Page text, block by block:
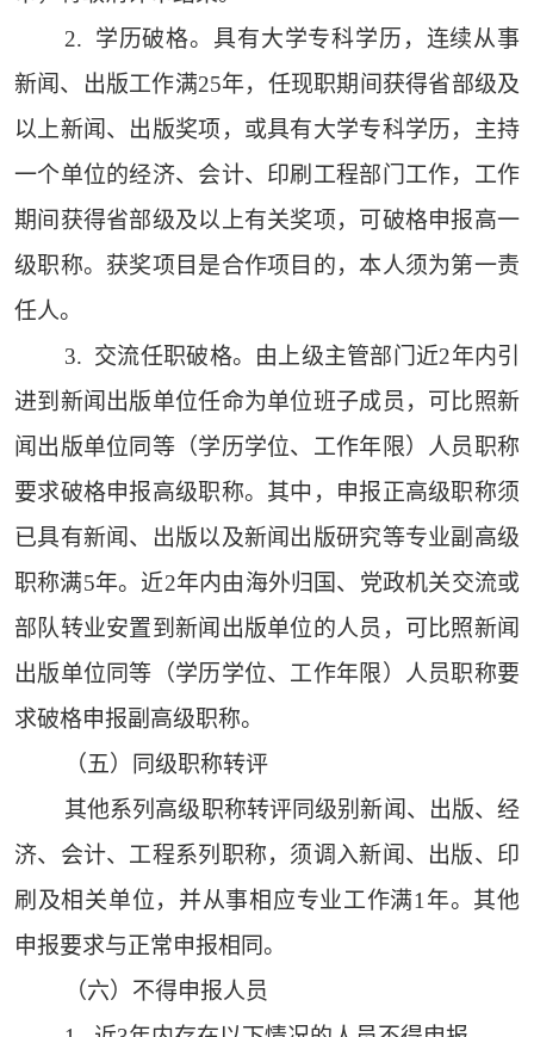
2. 学历破格。具有大学专科学历，连续从事
新闻、出版工作满25年，任现职期间获得省部级及
以上新闻、出版奖项，或具有大学专科学历，主持
一个单位的经济、会计、印刷工程部门工作，工作
期间获得省部级及以上有关奖项，可破格申报高一
级职称。获奖项目是合作项目的，本人须为第一责
任人。
3. 交流任职破格。由上级主管部门近2年内引
进到新闻出版单位任命为单位班子成员，可比照新
闻出版单位同等（学历学位、工作年限）人员职称
要求破格申报高级职称。其中，申报正高级职称须
已具有新闻、出版以及新闻出版研究等专业副高级
职称满5年。近2年内由海外归国、党政机关交流或
部队转业安置到新闻出版单位的人员，可比照新闻
出版单位同等（学历学位、工作年限）人员职称要
求破格申报副高级职称。
（五）同级职称转评
其他系列高级职称转评同级别新闻、出版、经
济、会计、工程系列职称，须调入新闻、出版、印
刷及相关单位，并从事相应专业工作满1年。其他
申报要求与正常申报相同。
（六）不得申报人员